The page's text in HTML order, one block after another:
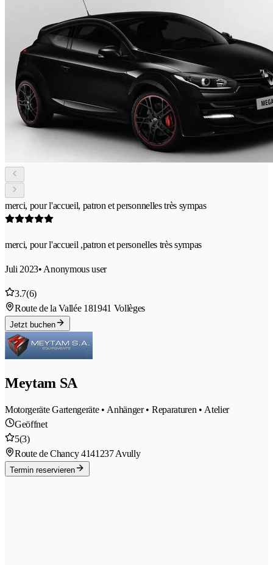
merci, pour l'accueil, patron et personnelles très sympas
merci, pour l'accueil ,patron et personelles très sympas
Juli 2023• Anonymous user
3.7(6)
Route de la Vallée 181941 Vollèges
Jetzt buchen
Meytam SA
Motorgeräte Gartengeräte • Anhänger • Reparaturen • Atelier
Geöffnet
5(3)
Route de Chancy 4141237 Avully
Termin reservieren